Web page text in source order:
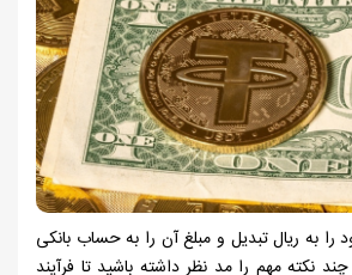
را به ریال تبدیل و مبلغ آن را به حساب بانکی
نکته مهم را مد نظر داشته باشید تا فرآیند